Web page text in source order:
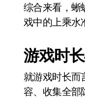
综合来看，蜥
戏中的上乘水
游戏时
就游戏时长而
容、收集全部